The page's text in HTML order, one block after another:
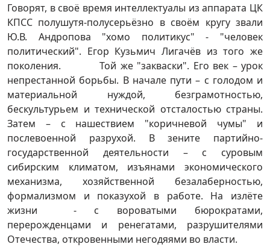
Говорят, в своё время интеллектуалы из аппарата ЦК
КПСС полушутя-полусерьёзно в своём кругу звали
Ю.В. Андропова "хомо политикус" - "человек
политический". Егор Кузьмич Лигачёв из того же
поколения. Той же "закваски". Его век – урок
непрестанной борьбы. В начале пути – с голодом и
материальной нуждой, безграмотностью,
бескультурьем и технической отсталостью страны.
Затем – с нашествием "коричневой чумы" и
послевоенной разрухой. В зените партийно-
государственной деятельности – с суровым
сибирским климатом, изъянами экономического
механизма, хозяйственной безалаберностью,
формализмом и показухой в работе. На излёте
жизни - с вороватыми бюрократами,
перерожденцами и ренегатами, разрушителями
Отечества, откровенными негодяями во власти.